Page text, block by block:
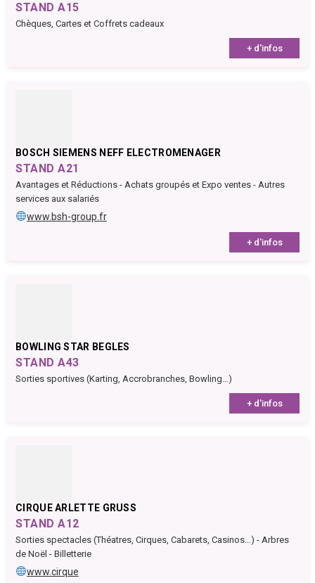
STAND A15
Chèques, Cartes et Coffrets cadeaux
+ d'infos
BOSCH SIEMENS NEFF ELECTROMENAGER
STAND A21
Avantages et Réductions - Achats groupés et Expo ventes - Autres
services aux salariés
www.bsh-group.fr
+ d'infos
BOWLING STAR BEGLES
STAND A43
Sorties sportives (Karting, Accrobranches, Bowling…)
+ d'infos
CIRQUE ARLETTE GRUSS
STAND A12
Sorties spectacles (Théatres, Cirques, Cabarets, Casinos…) - Arbres
de Noël - Billetterie
www.cirque